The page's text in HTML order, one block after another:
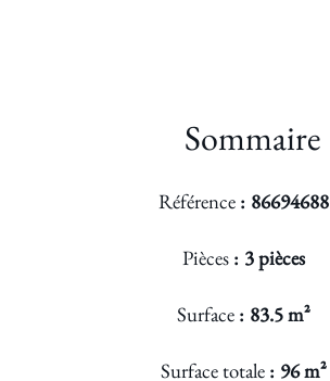
Sommaire
Référence 86694688
Pièces 3 pièces
Surface 83.5 m²
Surface totale 96 m²